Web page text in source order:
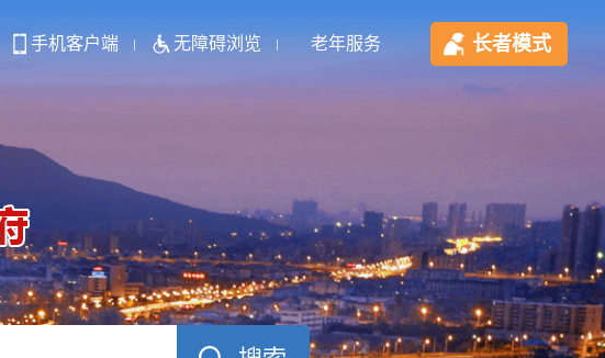
手机客户端 无障碍浏览 老年服务 长者模式